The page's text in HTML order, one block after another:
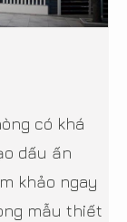
có khá
dấu ấn
khảo ngay
mẫu thiết